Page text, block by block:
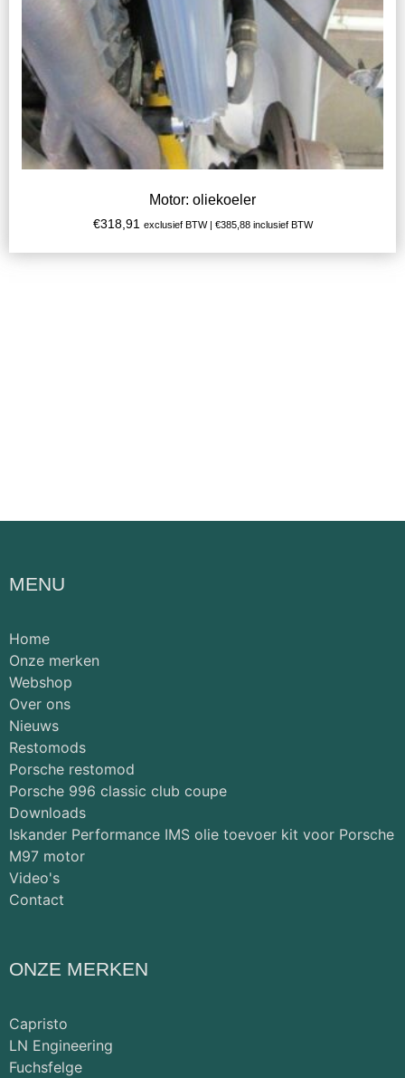
Motor: oliekoeler
€318,91 exclusief BTW | €385,88inclusief BTW
MENU
Home
Onze merken
Webshop
Over ons
Nieuws
Restomods
Porsche restomod
Porsche 996 classic club coupe
Downloads
Iskander Performance IMS olie toevoer kit voor Porsche
M97 motor
Video's
Contact
ONZE MERKEN
Capristo
LN Engineering
Fuchsfelge